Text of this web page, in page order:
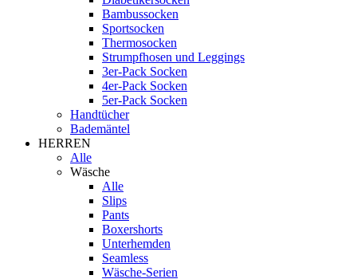
Bambussocken
Sportsocken
Thermosocken
Strumpfhosen und Leggings
3er-Pack Socken
4er-Pack Socken
5er-Pack Socken
Handtücher
Bademäntel
HERREN
Alle
Wäsche
Alle
Slips
Pants
Boxershorts
Unterhemden
Seamless
Wäsche-Serien